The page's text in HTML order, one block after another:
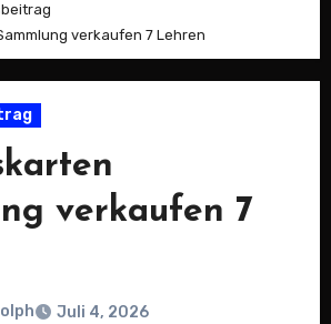
verkaufen 7 Lehren
verkaufen 7
Juli 4, 2026